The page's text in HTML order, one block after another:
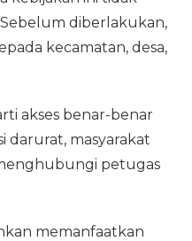
diberlakukan,
kecamatan, desa,
akses benar-benar
darurat, masyarakat
petugas
memanfaatkan